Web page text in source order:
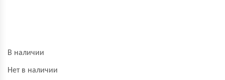
В наличии
Нет в наличии